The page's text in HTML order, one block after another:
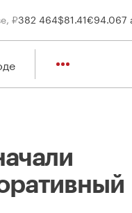
₽382 464$81.41€94.067